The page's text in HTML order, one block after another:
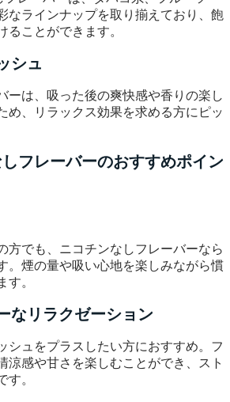
なラインナップを取り揃えており、飽
ることができます。
シュ
ーは、吸った後の爽快感や香りの楽し
め、リラックス効果を求める方にピッ
フレーバーのおすすめポイン
方でも、ニコチンなしフレーバーなら
。煙の量や吸い心地を楽しみながら慣
す。
なリラクゼーション
シュをプラスしたい方におすすめ。フ
涼感や甘さを楽しむことができ、スト
す。